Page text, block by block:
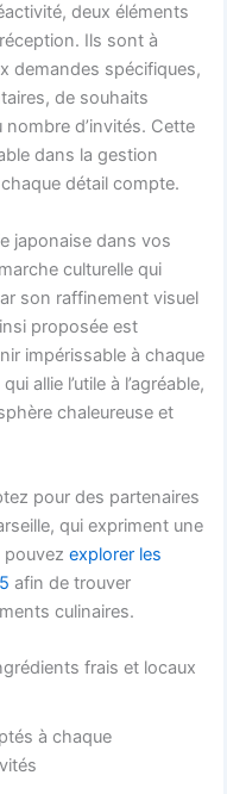
deux éléments
Ils sont à
demandes spécifiques,
de souhaits
nombre d’invités. Cette
dans la gestion
détail compte.
japonaise dans vos
culturelle qui
son raffinement visuel
proposée est
impérissable à chaque
allie l’utile à l’agréable,
chaleureuse et
pour des partenaires
qui expriment une
pouvezexplorer les
afin de trouver
culinaires.
frais et locaux
à chaque